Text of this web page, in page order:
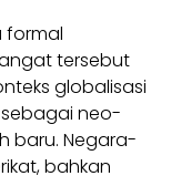
formal
tersebut
globalisasi
neo-
baru. Negara-
bahkan